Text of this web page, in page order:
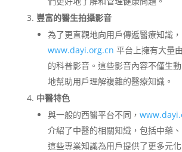
豐富的醫生拍攝影音
為了更直觀地向用戶傳遞醫療知識，
www.dayi.org.cn 平台上擁有大量
的科普影音。這些影音內容不僅生
地幫助用戶理解複雜的醫療知識。
中醫特色
與一般的西醫平台不同，
介紹了中醫的相關知識，包括中藥
這些專業知識為用戶提供了更多元